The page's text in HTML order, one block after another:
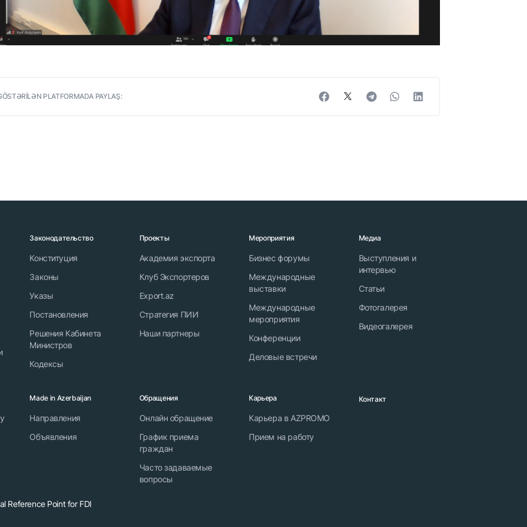
PLATFORMADA PAYLAŞ:
Законодательство
Конституция
Законы
Указы
Постановления
Решения Кабинета
Министров
Кодексы
Проекты
Академия экспорта
Клуб Экспортеров
Export.az
Стратегия ПИИ
Наши партнеры
Мероприятия
Бизнес форумы
Международные
выставки
Международные
мероприятия
Конференции
Деловые встречи
Медиа
Выступления и
интервью
Статьи
Фотогалерея
Видеогалерея
Made in Azerbaijan
Направления
Объявления
Обращения
Онлайн обращение
График приема
граждан
Часто задаваемые
вопросы
Карьера
Карьера в AZPROMO
Прием на работу
Контакт
Reference Point for FDI